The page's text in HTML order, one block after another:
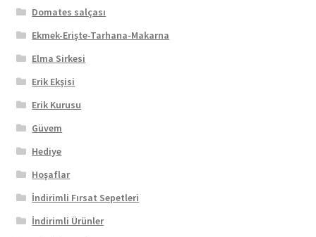
Domates salçası
Ekmek-Erişte-Tarhana-Makarna
Elma Sirkesi
Erik Ekşisi
Erik Kurusu
Güvem
Hediye
Hoşaflar
İndirimli Fırsat Sepetleri
İndirimli Ürünler